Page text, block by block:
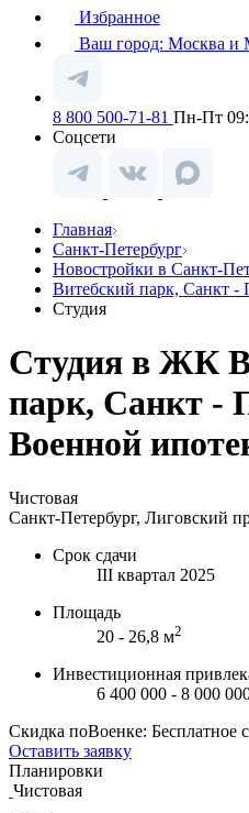
Избранное
Ваш город: Москва и
8 800 500-71-81 Пн-Пт
Соцсети
Главная
Санкт-Петербург
Новостройки в Санкт-
Витебский парк, Санкт -
Студия
Студия в ЖК
парк, Санкт -
Военной
Чистовая
Санкт-Петербург, Лиговский
Срок сдачи
III квартал 2025
Площадь
20 - 26,8 м2
Инвестиционная
6 400 000 - 8 000
Скидка поВоенке: Бесплатное
Оставить заявку
Планировки
Чистовая